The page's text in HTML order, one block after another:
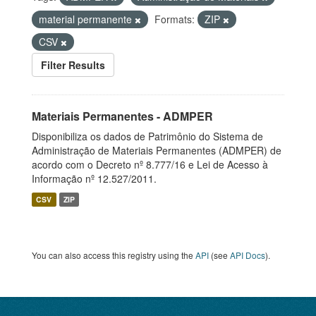
material permanente
Formats:
ZIP
CSV
Filter Results
Materiais Permanentes - ADMPER
Disponibiliza os dados de Patrimônio do Sistema de
Administração de Materiais Permanentes (ADMPER) de
acordo com o Decreto nº 8.777/16 e Lei de Acesso à
Informação nº 12.527/2011.
CSV ZIP
You can also access this registry using the API (see API Docs).